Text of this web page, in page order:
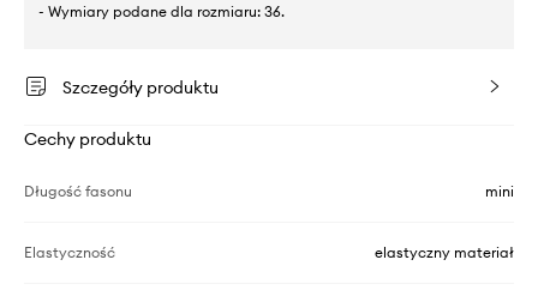
- Wymiary podane dla rozmiaru: 36.
Szczegóły produktu
Cechy produktu
Długość fasonu mini
Elastyczność elastyczny materiał